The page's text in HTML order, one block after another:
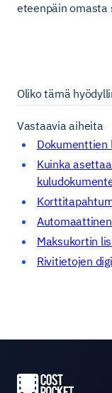
eteenpäin omasta
Oliko tämä
Vastaavia aiheita
Dokumenttien
Kuinka
Maksukortin
Rivitietojen